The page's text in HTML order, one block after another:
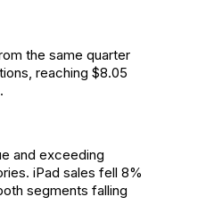
the same quarter
reaching $8.05
and exceeding
iPad sales fell 8%
segments falling